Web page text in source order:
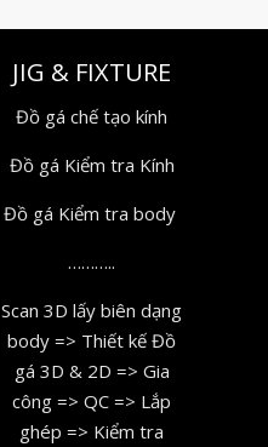
JIG & FIXTURE
Đồ gá chế tạo kính
Đồ gá Kiểm tra Kính
Đồ gá Kiểm tra body
………..
Scan 3D lấy biên dạng
body => Thiết kế Đồ
gá 3D & 2D => Gia
công => QC => Lắp
ghép => Kiểm tra